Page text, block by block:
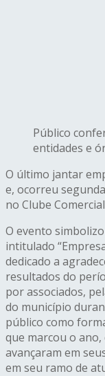
Público
entidades e
O último jantar
e, ocorreu
no Clube
O evento
intitulado
dedicado a
resultados do
por associados,
do município
público como
que marcou o
avançaram em
em seu ramo de